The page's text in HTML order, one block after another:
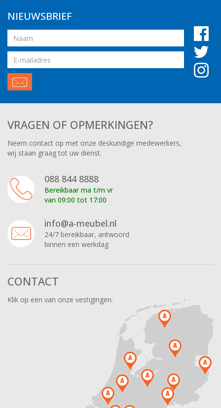
NIEUWSBRIEF
Naam
Email
adres
VRAGEN OF OPMERKINGEN?
Neem contact op met onze deskundige medewerkers,
wij staan graag tot uw dienst.
088 844 8888
Bereikbaar ma t/m vr
van 09:00 tot 17:00
info@a-meubel.nl
24/7 bereikbaar, antwoord
binnen een werkdag
CONTACT
Klik op een van onze vestigingen.